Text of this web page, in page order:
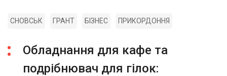
СНОВСЬК ГРАНТ БІЗНЕС ПРИКОРДОННЯ
Обладнання для кафе та
подрібнювач для гілок: